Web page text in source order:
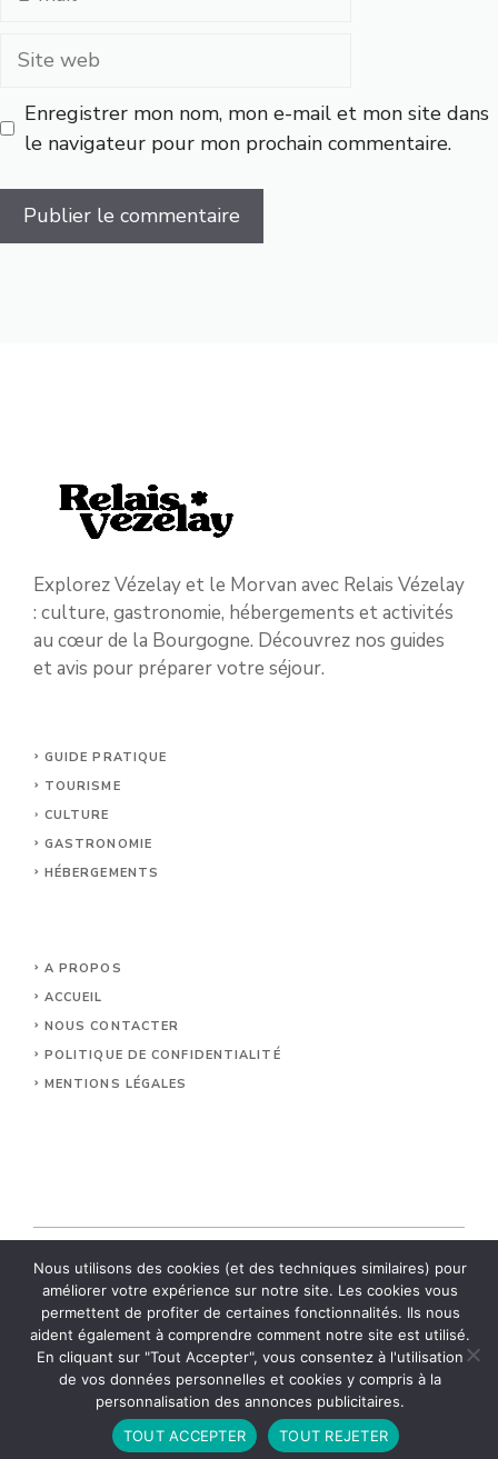
Site
Enregistrer mon nom, mon e-mail et mon site dans
le navigateur pour mon prochain commentaire.
Explorez Vézelay et le Morvan avec Relais Vézelay
: culture, gastronomie, hébergements et activités
au cœur de la Bourgogne. Découvrez nos guides
et avis pour préparer votre séjour.
GUIDE PRATIQUE
TOURISME
CULTURE
GASTRONOMIE
HÉBERGEMENTS
A PROPOS
ACCUEIL
NOUS CONTACTER
POLITIQUE DE CONFIDENTIALITÉ
MENTIONS LÉGALES
© 2026 Relais Vezelay.
Nous utilisons des cookies (et des techniques similaires) pour
améliorer votre expérience sur notre site. Les cookies vous
permettent de profiter de certaines fonctionnalités. Ils nous
aident également à comprendre comment notre site est utilisé.
En cliquant sur "Tout Accepter", vous consentez à l'utilisation
de vos données personnelles et cookies y compris à la
personnalisation des annonces publicitaires.
TOUT ACCEPTER
TOUT REJETER